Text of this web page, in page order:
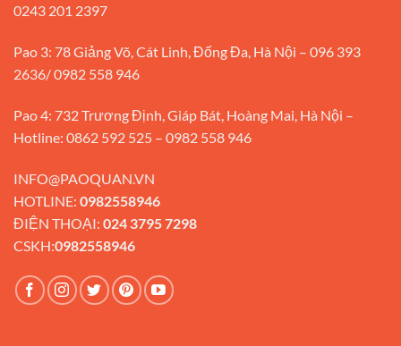
0243 201 2397
Pao 3: 78 Giảng Võ, Cát Linh, Đống Đa, Hà Nội – 096 393
2636/ 0982 558 946
Pao 4: 732 Trương Định, Giáp Bát, Hoàng Mai, Hà Nội –
Hotline: 0862 592 525 – 0982 558 946
INFO@PAOQUAN.VN
HOTLINE: 0982558946
ĐIỆN THOẠI: 024 3795 7298
CSKH:0982558946